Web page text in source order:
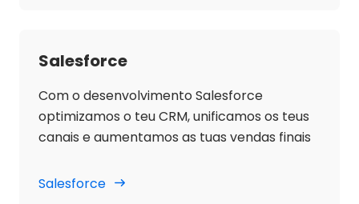
Salesforce
Com o desenvolvimento Salesforce
optimizamos o teu CRM, unificamos os teus
canais e aumentamos as tuas vendas finais
Salesforce